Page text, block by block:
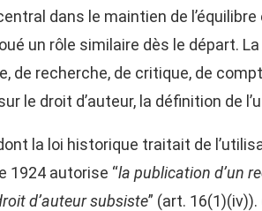
dans le maintien de
un rôle similaire dès le départ.
de recherche, de critique, de
le droit d’auteur, la définition
la loi historique traitait de
1924 autorise “la publication d’un
d’auteur subsiste” (art.